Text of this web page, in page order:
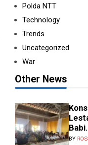
Polda NTT
Technology
Trends
Uncategorized
War
Other News
BY